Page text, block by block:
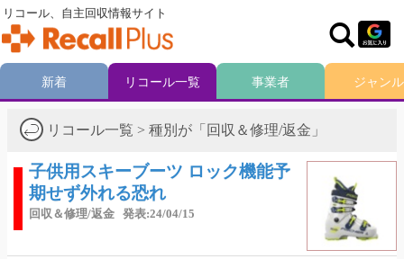
リコール一覧 > 種別が「回収＆修理/返金」
子供用スキーブーツ ロック機能予
期せず外れる恐れ
回収＆修理/返金 発表:24/04/15
リコール、自主回収情報サイト
新着 リコール一覧 事業者 ジャンル